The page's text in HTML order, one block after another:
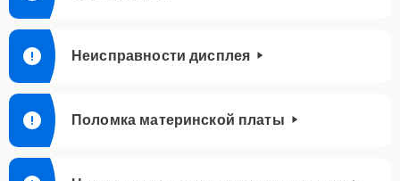
Неисправности дисплея
Поломка материнской платы